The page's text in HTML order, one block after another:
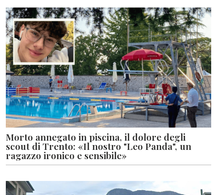
Morto annegato in piscina, il dolore degli
scout di Trento: «Il nostro "Leo Panda", un
ragazzo ironico e sensibile»